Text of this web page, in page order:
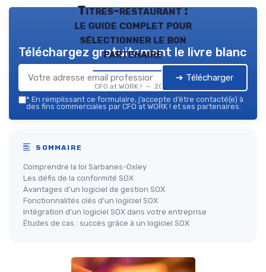
Titres-restaurant :
le guide complet pour
sélectionner le bon
partenaire
CFO at WORK ! — 2026
Téléchargez gratuitement le livre blanc
➔ Télécharger
* En remplissant ce formulaire, j’accepte d’être contacté(e) à
des fins commerciales par CFO at WORK ! et ses partenaires.
SOMMAIRE
Comprendre la loi Sarbanes-Oxley
Les défis de la conformité SOX
Avantages d'un logiciel de gestion SOX
Fonctionnalités clés d'un logiciel SOX
Intégration d'un logiciel SOX dans votre entreprise
Études de cas : succès grâce à un logiciel SOX